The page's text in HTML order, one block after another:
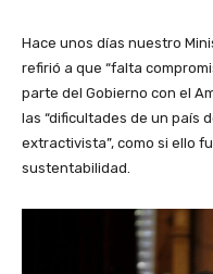
Hace unos días nuestro
refirió a que “falta
parte del Gobierno con el
las “dificultades de un país
extractivista”, como si ello
sustentabilidad.